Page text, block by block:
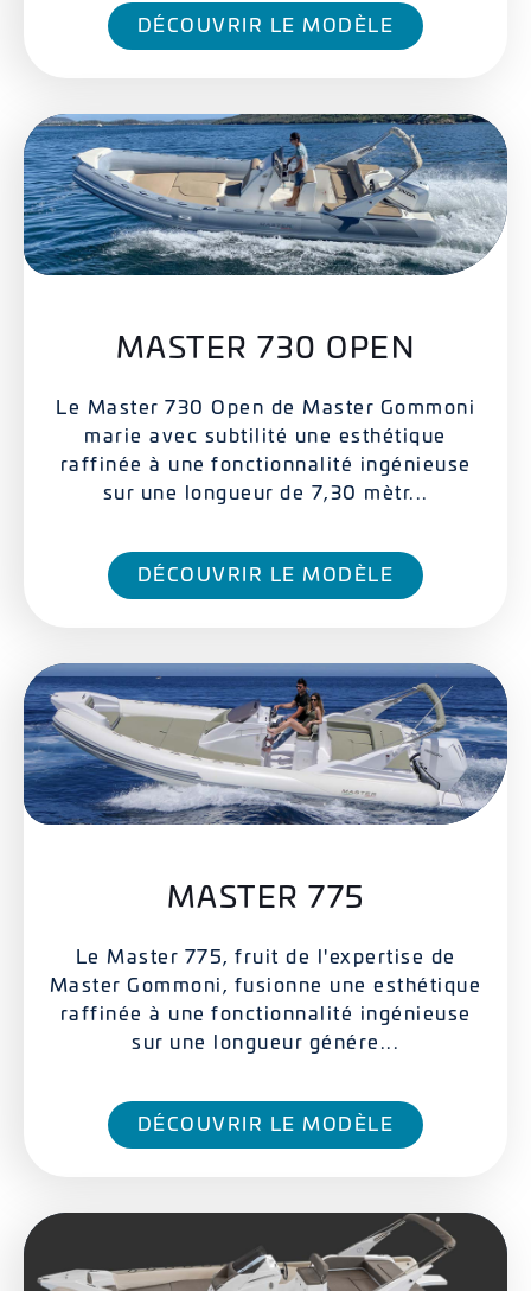
DÉCOUVRIR LE MODÈLE
MASTER 730 OPEN
Le Master 730 Open de Master Gommoni
marie avec subtilité une esthétique
raffinée à une fonctionnalité ingénieuse
sur une longueur de 7,30 mètr...
DÉCOUVRIR LE MODÈLE
MASTER 775
Le Master 775, fruit de l'expertise de
Master Gommoni, fusionne une esthétique
raffinée à une fonctionnalité ingénieuse
sur une longueur génére...
DÉCOUVRIR LE MODÈLE